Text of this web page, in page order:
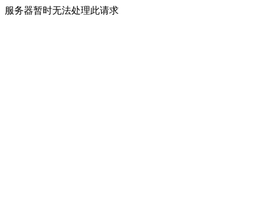
服务器暂时无法处理此请求